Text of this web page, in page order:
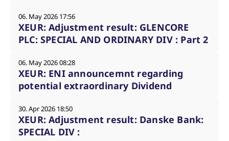
06. May 2026 17:56
XEUR: Adjustment result: GLENCORE
PLC: SPECIAL AND ORDINARY DIV : Part 2
06. May 2026 08:28
XEUR: ENI announcemnt regarding
potential extraordinary Dividend
30. Apr 2026 18:50
XEUR: Adjustment result: Danske Bank:
SPECIAL DIV :